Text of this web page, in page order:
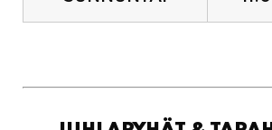
JUHLAPYHÄT &